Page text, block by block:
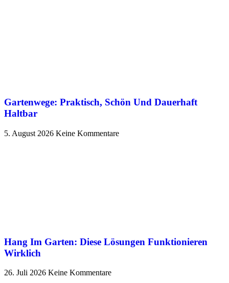
Gartenwege: Praktisch, Schön Und Dauerhaft
Haltbar
5. August 2026 Keine Kommentare
Hang Im Garten: Diese Lösungen Funktionieren
Wirklich
26. Juli 2026 Keine Kommentare